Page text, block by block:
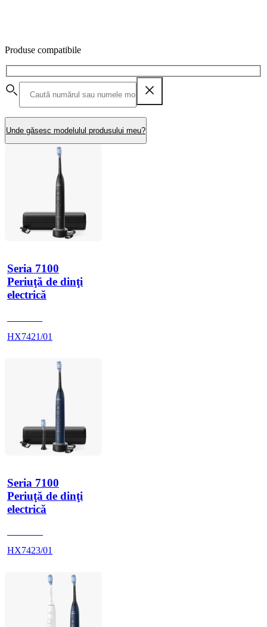
Produse compatibile
Unde găsesc modelulul produsului meu?
Seria 7100
Periuţă de dinţi
electrică
HX7421/01
Seria 7100
Periuţă de dinţi
electrică
HX7423/01